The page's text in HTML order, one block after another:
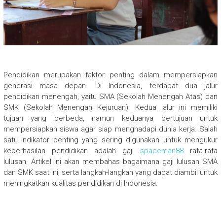
Pendidikan merupakan faktor penting dalam mempersiapkan
generasi masa depan. Di Indonesia, terdapat dua jalur
pendidikan menengah, yaitu SMA (Sekolah Menengah Atas) dan
SMK (Sekolah Menengah Kejuruan). Kedua jalur ini memiliki
tujuan yang berbeda, namun keduanya bertujuan untuk
mempersiapkan siswa agar siap menghadapi dunia kerja. Salah
satu indikator penting yang sering digunakan untuk mengukur
keberhasilan pendidikan adalah gaji spaceman88 rata-rata
lulusan. Artikel ini akan membahas bagaimana gaji lulusan SMA
dan SMK saat ini, serta langkah-langkah yang dapat diambil untuk
meningkatkan kualitas pendidikan di Indonesia.